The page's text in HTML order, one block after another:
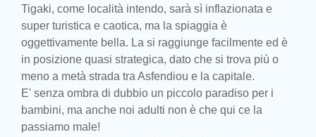
Tigaki, come località intendo, sarà sì inflazionata e
super turistica e caotica, ma la spiaggia è
oggettivamente bella. La si raggiunge facilmente ed è
in posizione quasi strategica, dato che si trova più o
meno a metà strada tra Asfendiou e la capitale.
E' senza ombra di dubbio un piccolo paradiso per i
bambini, ma anche noi adulti non è che qui ce la
passiamo male!